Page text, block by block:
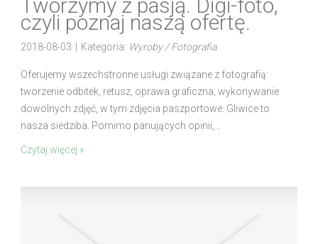
Tworzymy z pasją. Digi-foto,
czyli poznaj naszą ofertę.
2018-08-03 Kategoria: Wyroby / Fotografia
Oferujemy wszechstronne usługi związane z fotografią:
tworzenie odbitek, retusz, oprawa graficzna, wykonywanie
dowolnych zdjęć, w tym zdjęcia paszportowe. Gliwice to
nasza siedziba. Pomimo panujących opinii,...
Czytaj więcej »